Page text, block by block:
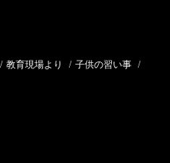
/ 教育現場より / 子供の習い事 /